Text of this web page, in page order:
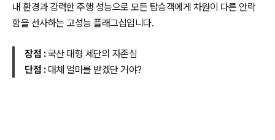
내 환경과 강력한 주행 성능으로 모든 탑승객에게 차원이 다른 안락
함을 선사하는 고성능 플래그십입니다.
장점 :국산 대형 세단의 자존심
단점 : 대체 얼마를 받겠단 거야?